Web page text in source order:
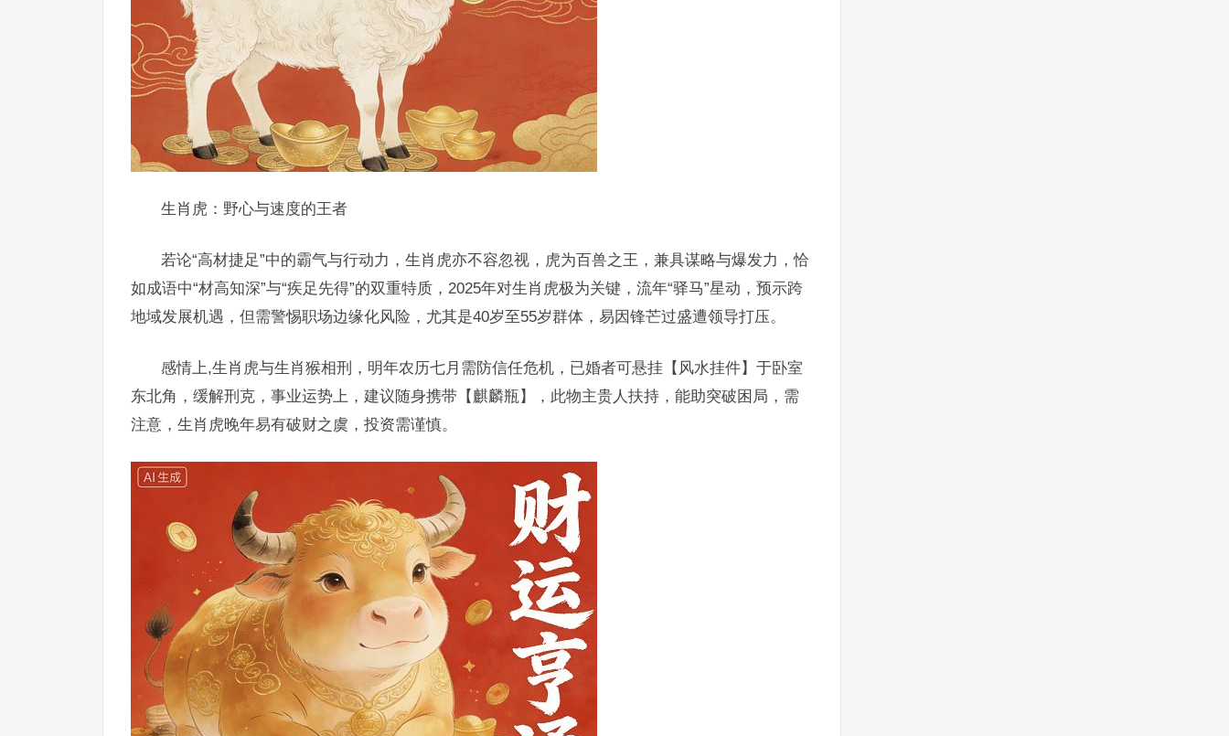
生肖虎：野心与速度的王者
若论“高材捷足”中的霸气与行动力，生肖虎亦不容忽视，虎为百兽之王，兼具谋略与爆发力，恰
如成语中“材高知深”与“疾足先得”的双重特质，2025年对生肖虎极为关键，流年“驿马”星动，预示跨
地域发展机遇，但需警惕职场边缘化风险，尤其是40岁至55岁群体，易因锋芒过盛遭领导打压。
感情上,生肖虎与生肖猴相刑，明年农历七月需防信任危机，已婚者可悬挂【风水挂件】于卧室
东北角，缓解刑克，事业运势上，建议随身携带【麒麟瓶】，此物主贵人扶持，能助突破困局，需
注意，生肖虎晚年易有破财之虞，投资需谨慎。